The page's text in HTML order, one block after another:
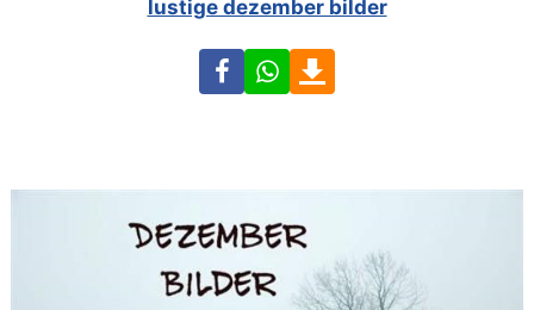
lustige dezember bilder
FacebookWhatsApp